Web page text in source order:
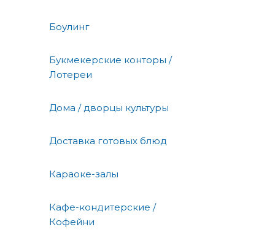
Боулинг
Букмекерские конторы /
Лотереи
Дома / дворцы культуры
Доставка готовых блюд
Караоке-залы
Кафе-кондитерские /
Кофейни